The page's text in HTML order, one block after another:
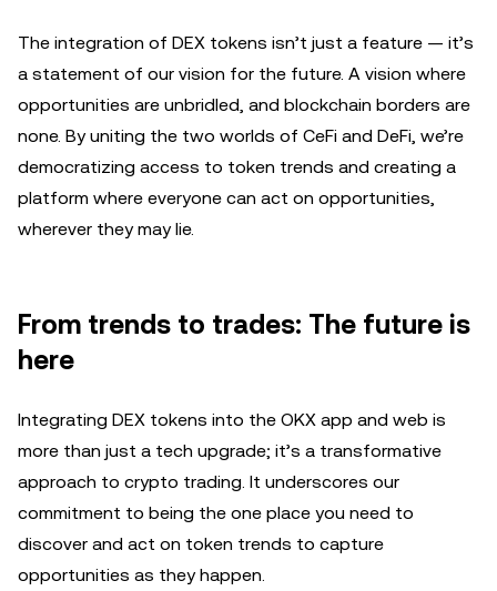
The integration of DEX tokens isn’t just a feature — it’s
a statement of our vision for the future. A vision where
opportunities are unbridled, and blockchain borders are
none. By uniting the two worlds of CeFi and DeFi, we’re
democratizing access to token trends and creating a
platform where everyone can act on opportunities,
wherever they may lie.
From trends to trades: The future is
here
Integrating DEX tokens into the OKX app and web is
more than just a tech upgrade; it’s a transformative
approach to crypto trading. It underscores our
commitment to being the one place you need to
discover and act on token trends to capture
opportunities as they happen.